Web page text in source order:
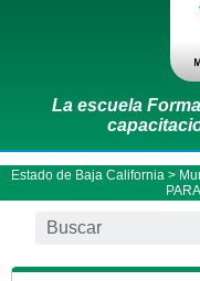
La escuela
Estado de Baja California >